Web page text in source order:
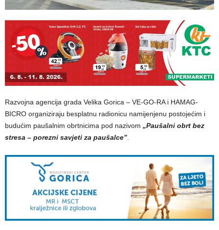
Razvojna agencija grada Velika Gorica – VE-GO-RA i HAMAG-
BICRO organiziraju besplatnu radionicu namijenjenu postojećim i
budućim paušalnim obrtnicima pod nazivom „Paušalni obrt bez
stresa – porezni savjeti za paušalce”.